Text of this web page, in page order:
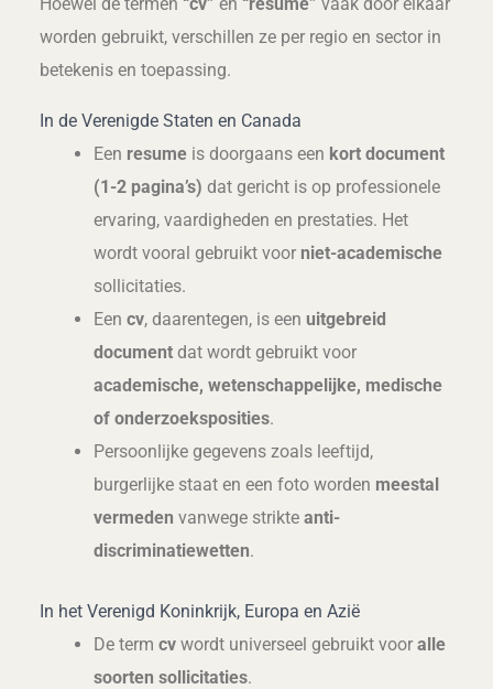
worden gebruikt, verschillen ze per regio en sector in
betekenis en toepassing.
In de Verenigde Staten en Canada
Een resume is doorgaans een kort document
(1-2 pagina’s) dat gericht is op professionele
ervaring, vaardigheden en prestaties. Het
wordt vooral gebruikt voor niet-academische
sollicitaties.
Eencv, daarentegen, is een uitgebreid
document dat wordt gebruikt voor
academische, wetenschappelijke, medische
of onderzoeksposities.
Persoonlijke gegevens zoals leeftijd,
burgerlijke staat en een foto worden meestal
vermeden vanwege strikteanti-
discriminatiewetten.
In het Verenigd Koninkrijk, Europa en Azië
De termcv wordt universeel gebruikt vooralle
soorten sollicitaties.